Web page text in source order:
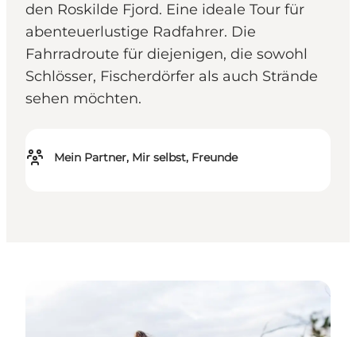
den Roskilde Fjord. Eine ideale Tour für
abenteuerlustige Radfahrer. Die
Fahrradroute für diejenigen, die sowohl
Schlösser, Fischerdörfer als auch Strände
sehen möchten.
Mein Partner, Mir selbst, Freunde